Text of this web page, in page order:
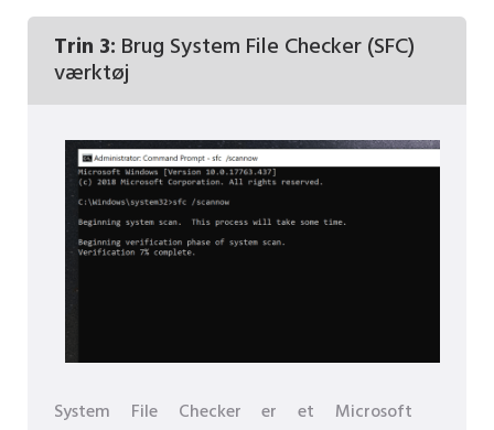
Trin 3: Brug System File Checker (SFC)
værktøj
System File Checker er et Microsoft